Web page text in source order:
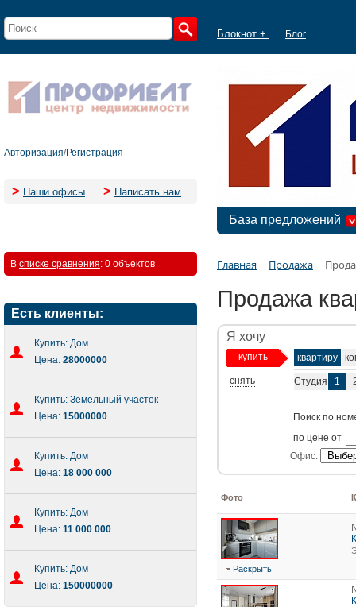
Блокнот + Блог
Авторизация/Регистрация
> Наши офисы > Написать нам
База предложений
В списке сравнения: 0 объектов
Есть клиенты:
Купить: Дом
Цена: 28000000
Купить: Земельный участок
Цена: 15000000
Купить: Дом
Цена: 18 000 000
Купить: Дом
Цена: 11 000 000
Купить: Дом
Цена: 150000000
Главная Продажа
Продажа
Я хочу
купить
снять
квартиру
Студия 1
Поиск по
по цене от
Офис:
Фото
Раскрыть